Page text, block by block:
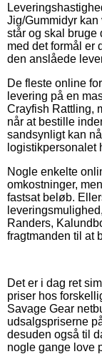
Jig/Gummidyr
står og skal bruge
med det formål er
den anslåede
De fleste online
levering på en
Crayfish Rattling,
når at bestille
sandsynligt kan
logistikpersonalet
Nogle enkelte
omkostninger,
fastsat beløb.
Randers,
fragtmanden til at
Det er i dag ret
priser hos
Savage Gear
udsalgspriserne
desuden også til
nogle gange love